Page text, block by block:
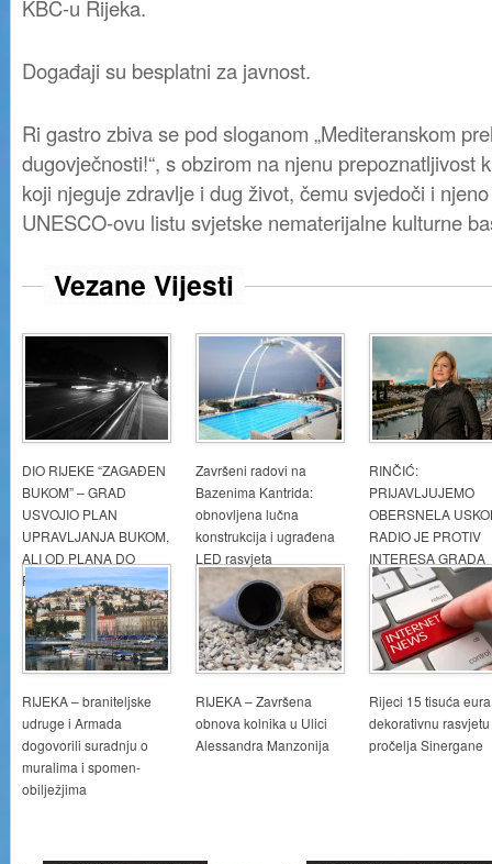
KBC-u Rijeka.
Događaji su besplatni za javnost.
Ri gastro zbiva se pod sloganom „Mediteranskom
dugovječnosti!“, s obzirom na njenu prepoznatljivost
koji njeguje zdravlje i dug život, čemu svjedoči i
UNESCO-ovu listu svjetske nematerijalne kulturne
Vezane Vijesti
DIO RIJEKE “ZAGAĐEN
BUKOM” – GRAD
USVOJIO PLAN
UPRAVLJANJA BUKOM,
ALI OD PLANA DO
REALIZACIJE…
Završeni radovi na
Bazenima Kantrida:
obnovljena lučna
konstrukcija i ugrađena
LED rasvjeta
RINČIĆ:
PRIJAVLJUJEMO
OBERSNELA
RADIO JE PROTIV
INTERESA GRADA
RIJEKA – braniteljske
udruge i Armada
dogovorili suradnju o
muralima i spomen-
obilježjima
RIJEKA – Završena
obnova kolnika u Ulici
Alessandra Manzonija
Rijeci 15 tisuća
dekorativnu rasvjetu
pročelja Sinergane